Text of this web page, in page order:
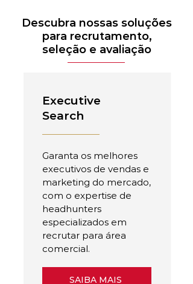
Descubra nossas soluções
para recrutamento,
seleção e avaliação
Executive
Search
Garanta os melhores
executivos de vendas e
marketing do mercado,
com o expertise de
headhunters
especializados em
recrutar para área
comercial.
SAIBA MAIS